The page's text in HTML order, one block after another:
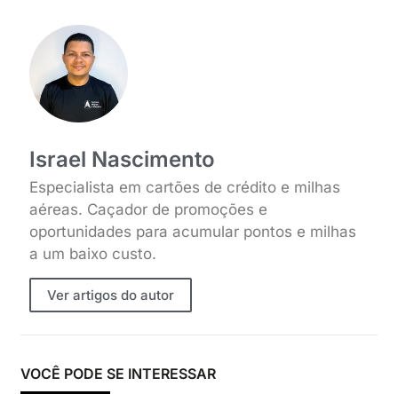
Israel Nascimento
Especialista em cartões de crédito e milhas
aéreas. Caçador de promoções e
oportunidades para acumular pontos e milhas
a um baixo custo.
Ver artigos do autor
VOCÊ PODE SE INTERESSAR